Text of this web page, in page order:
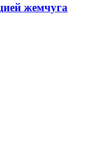
жемчуга